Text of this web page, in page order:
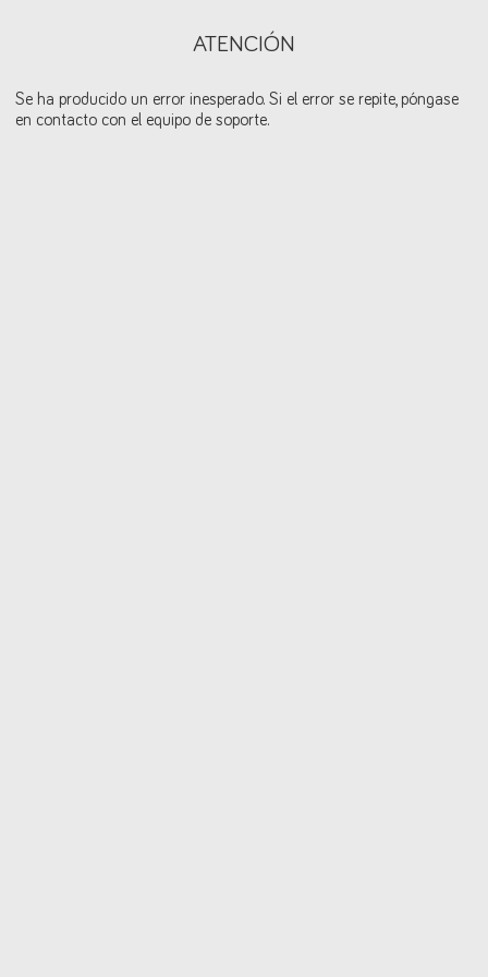
ATENCIÓN
Se ha producido un error inesperado. Si el error se repite, póngase
en contacto con el equipo de soporte.